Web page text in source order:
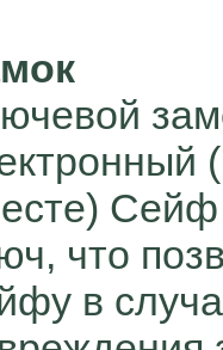
Сейф
что
в